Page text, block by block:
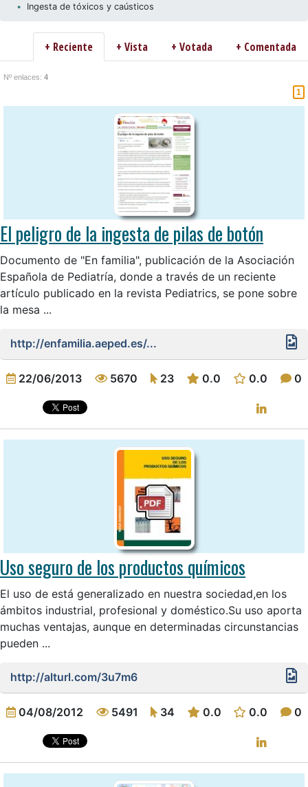
Ingesta de tóxicos y caústicos
+ Reciente + Vista + Votada + Comentada
Nº enlaces: 4
1
El peligro de la ingesta de pilas de botón
Documento de "En familia", publicación de la Asociación
Española de Pediatría, donde a través de un reciente
artículo publicado en la revista Pediatrics, se pone sobre
la mesa ...
http://enfamilia.aeped.es/...
22/06/2013 5670 23 0.0 0.0 0
Uso seguro de los productos químicos
El uso de está generalizado en nuestra sociedad,en los
ámbitos industrial, profesional y doméstico.Su uso aporta
muchas ventajas, aunque en determinadas circunstancias
pueden ...
http://alturl.com/3u7m6
04/08/2012 5491 34 0.0 0.0 0